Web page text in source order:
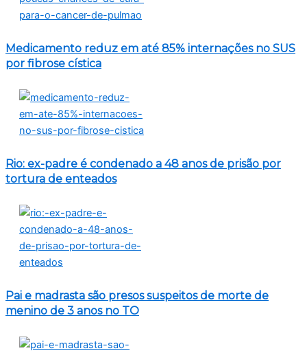
Medicamento reduz em até 85% internações no SUS
por fibrose cística
Rio: ex-padre é condenado a 48 anos de prisão por
tortura de enteados
Pai e madrasta são presos suspeitos de morte de
menino de 3 anos no TO